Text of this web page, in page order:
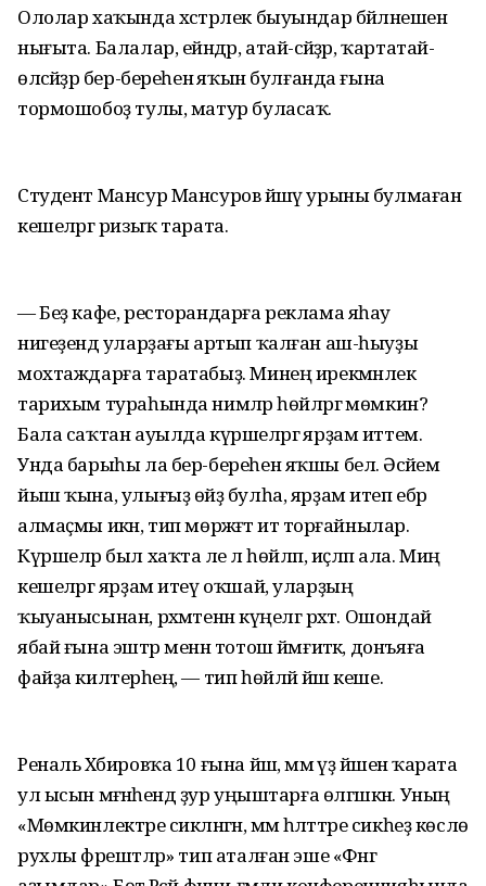
Ололар хаҡында хәстәрлек быуындар бәйләнешен
нығыта. Балалар, ейәндәр, атай-әсәйҙәр, ҡартатай-
өләсәйҙәр бер-береһенә яҡын булғанда ғына
тормошобоҙ тулы, матур буласаҡ.
Студент Мансур Мансуров йәшәү урыны булмаған
кешеләргә ризыҡ тарата.
— Беҙ кафе, ресторандарға реклама яһау
нигеҙендә уларҙағы артып ҡалған аш-һыуҙы
мохтаждарға таратабыҙ. Минең ирекмәнлек
тарихым тураһында нимәләр һөйләргә мөмкин?
Бала саҡтан ауылда күршеләргә ярҙам иттем.
Унда барыһы ла бер-береһен яҡшы белә. Әсәйемә
йыш ҡына, улығыҙ өйҙә булһа, ярҙам итеп ебәрә
алмаҫмы икән, тип мөрәжәғәт итә торғайнылар.
Күршеләр был хаҡта әле лә һөйләп, иҫләп ала. Миңә
кешеләргә ярҙам итеү оҡшай, уларҙың
ҡыуанысынан, рәхмәтенән күңелгә рәхәт. Ошондай
ябай ғына эштәр менән тотош йәмғиәткә, донъяға
файҙа килтерәһең, — тип һөйләй йәш кеше.
Реналь Хәбировҡа 10 ғына йәш, әммә үҙ йәшенә ҡарата
ул ысын мәғәнәһендә ҙур уңыштарға өлгәшкән. Уның
«Мөмкинлектәре сикләнгән, әммә һәләттәре сикһеҙ көслө
рухлы фәрештәләр» тип аталған эше «Фәнгә